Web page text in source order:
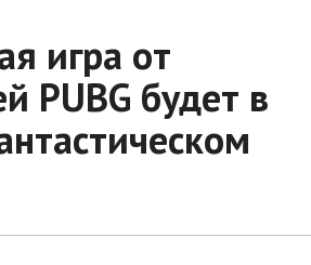
игра от
PUBG будет в